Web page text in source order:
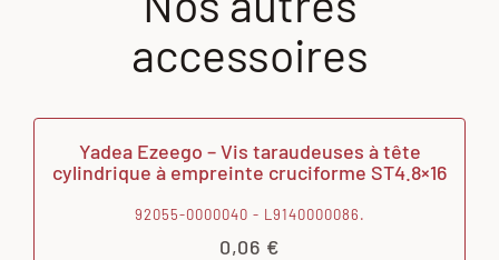
accessoires
Yadea Ezeego – Vis taraudeuses à tête
cylindrique à empreinte cruciforme ST4.8×16
92055-0000040 - L9140000086.
0,06 €